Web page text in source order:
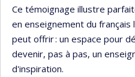
Ce témoignage illustre
en enseignement du français
peut offrir : un espace pour
devenir, pas à pas, un
d'inspiration.